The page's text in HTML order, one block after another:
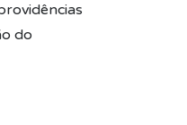
do